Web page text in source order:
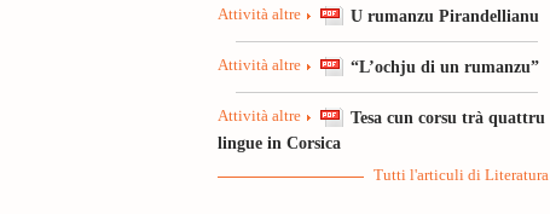
Attività altre U rumanzu Pirandellianu
Attività altre “L’ochju di un rumanzu”
Attività altre
Tesa cun corsu trà quattru
lingue in Corsica
Tutti l'articuli di Literatura